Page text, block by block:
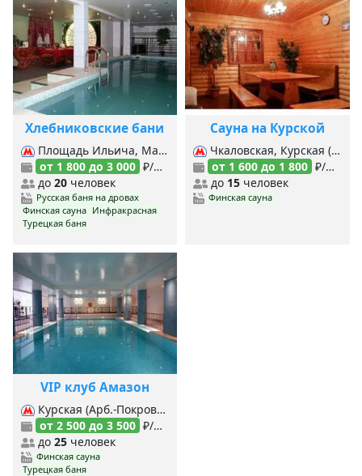
Хлебниковские бани
Площадь Ильича, Марксистская, Таганская (Кольцевая), Таганская (Таг.-Краснопр.), Римская, Чкаловская,
от 1 800 до 3 000 ₽/час
до 20 человек
Русская баня на дровах
Финская сауна Инфракрасная
Турецкая баня
Сауна на Курской
Чкаловская, Курская (Арб.-Покровская), Курская (Кольцевая),
от 1 600 до 1 800 ₽/час
до 15человек
Финская сауна
VIP клуб Амазон
Курская (Арб.-Покровская), Курская (Кольцевая), Чкаловская, Бауманская,
от 2 500 до 3 500 ₽/час
до 25 человек
Финская сауна
Турецкая баня